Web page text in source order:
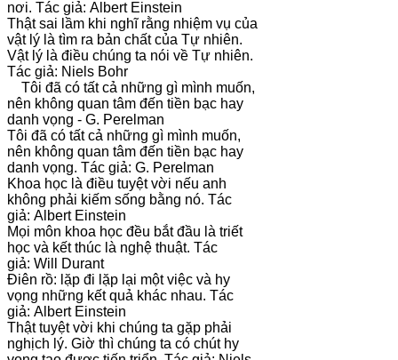
nơi. Tác giả: Albert Einstein
Thật sai lầm khi nghĩ rằng nhiệm vụ của
vật lý là tìm ra bản chất của Tự nhiên.
Vật lý là điều chúng ta nói về Tự nhiên.
Tác giả: Niels Bohr
Tôi đã có tất cả những gì mình muốn,
nên không quan tâm đến tiền bạc hay
danh vọng - G. Perelman
Tôi đã có tất cả những gì mình muốn,
nên không quan tâm đến tiền bạc hay
danh vọng. Tác giả: G. Perelman
Khoa học là điều tuyệt vời nếu anh
không phải kiếm sống bằng nó. Tác
giả: Albert Einstein
Mọi môn khoa học đều bắt đầu là triết
học và kết thúc là nghệ thuật. Tác
giả: Will Durant
Điên rồ: lặp đi lặp lại một việc và hy
vọng những kết quả khác nhau. Tác
giả: Albert Einstein
Thật tuyệt vời khi chúng ta gặp phải
nghịch lý. Giờ thì chúng ta có chút hy